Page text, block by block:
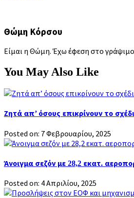
Θώμη Κόρσου
Είμαι η Θώμη. Έχω έφεση στο
You May Also Like
Ζητά απ’ όσους επικρίνουν το
Posted on: 7 Φεβρουαρίου, 2025
Άνοιγμα σεζόν με 28,2 εκατ.
Posted on: 4 Απριλίου, 2025